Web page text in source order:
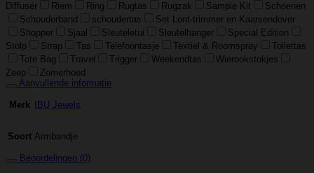
Diffuser
Riem Ring Rugtas Rugzak Sample Kit
Schoenen
Schouderband
schoudertas
Set Lont-trimmer en Kaarsendover
Shopper
Sjaal Sleuteletui Sleutelhanger
Special Edition
Stolp
Strap Tas Telefoontasje Textiel & Roomspray
Toilettas
Tote Bag
Travel Trigger Weekendtas
Wierookstokjes
Zeep
Zomerhoed
Aanvullende informatie
Merk IBU Jewels
Soort Armbandje
Beoordelingen (0)